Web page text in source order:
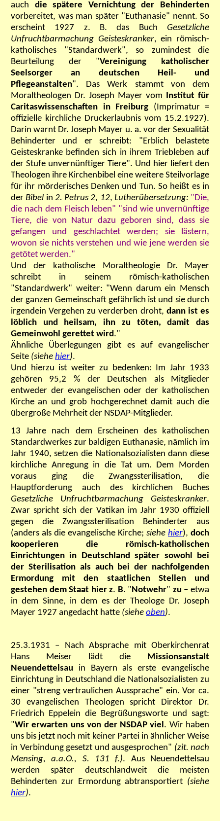
auch die spätere Vernichtung der Behinderten
vorbereitet, was man später "Euthanasie" nennt. So
erscheint 1927 z. B. das Buch Gesetzliche
Unfruchtbarmachung Geisteskranker, ein römisch-
katholisches "Standardwerk", so zumindest die
Beurteilung der "Vereinigung katholischer
Seelsorger an deutschen Heil- und
Pflegeanstalten". Das Werk stammt von dem
Moraltheologen Dr. Joseph Mayer vom Institut für
Caritaswissenschaften in Freiburg (Imprimatur =
offizielle kirchliche Druckerlaubnis vom 15.2.1927).
Darin warnt Dr. Joseph Mayer u. a. vor der Sexualität
Behinderter und er schreibt: "Erblich belastete
Geisteskranke befinden sich in ihrem Triebleben auf
der Stufe unvernünftiger Tiere". Und hier liefert den
Theologen ihre Kirchenbibel eine weitere Steilvorlage
für ihr mörderisches Denken und Tun. So heißt es in
derBibel in 2. Petrus 2, 12, Lutherübersetzung: "Die,
die nach dem Fleisch leben" "sind wie unvernünftige
Tiere, die von Natur dazu geboren sind, dass sie
gefangen und geschlachtet werden; sie lästern,
wovon sie nichts verstehen und wie jene werden sie
getötet werden."
Und der katholische Moraltheologie Dr. Mayer
schreibt in seinem römisch-katholischen
"Standardwerk" weiter: "Wenn darum ein Mensch
der ganzen Gemeinschaft gefährlich ist und sie durch
irgendein Vergehen zu verderben droht, dann ist es
löblich und heilsam, ihn zu töten, damit das
Gemeinwohl gerettet wird."
Ähnliche Überlegungen gibt es auf evangelischer
Seite (siehe hier).
Und hierzu ist weiter zu bedenken: Im Jahr 1933
gehören 95,2 % der Deutschen als Mitglieder
entweder der evangelischen oder der katholischen
Kirche an und grob hochgerechnet damit auch die
übergroße Mehrheit der NSDAP-Mitglieder.
13 Jahre nach dem Erscheinen des katholischen
Standardwerkes zur baldigen Euthanasie, nämlich im
Jahr 1940, setzen die Nationalsozialisten dann diese
kirchliche Anregung in die Tat um. Dem Morden
voraus ging die Zwangssterilisation, die
Hauptforderung auch des kirchlichen Buches
Gesetzliche Unfruchtbarmachung Geisteskranker.
Zwar spricht sich der Vatikan im Jahr 1930 offiziell
gegen die Zwangssterilisation Behinderter aus
(anders als die evangelische Kirche; siehe hier), doch
kooperieren die römisch-katholischen
Einrichtungen in Deutschland später sowohl bei
der Sterilisation als auch bei der nachfolgenden
Ermordung mit den staatlichen Stellen und
gestehen dem Staat hier z. B. "Notwehr" zu – etwa
in dem Sinne, in dem es der Theologe Dr. Joseph
Mayer 1927 angedacht hatte (siehe oben).
25.3.1931 – Nach Absprache mit Oberkirchenrat
Hans Meiser lädt die Missionsanstalt
Neuendettelsau in Bayern als erste evangelische
Einrichtung in Deutschland die Nationalsozialisten zu
einer "streng vertraulichen Aussprache" ein. Vor ca.
30 evangelischen Theologen spricht Direktor Dr.
Friedrich Eppelein die Begrüßungsworte und sagt:
"Wir erwarten uns von der NSDAP viel. Wir haben
uns bis jetzt noch mit keiner Partei in ähnlicher Weise
in Verbindung gesetzt und ausgesprochen" (zit. nach
Mensing, a.a.O., S. 131 f.). Aus Neuendettelsau
werden später deutschlandweit die meisten
Behinderten zur Ermordung abtransportiert (siehe
hier).